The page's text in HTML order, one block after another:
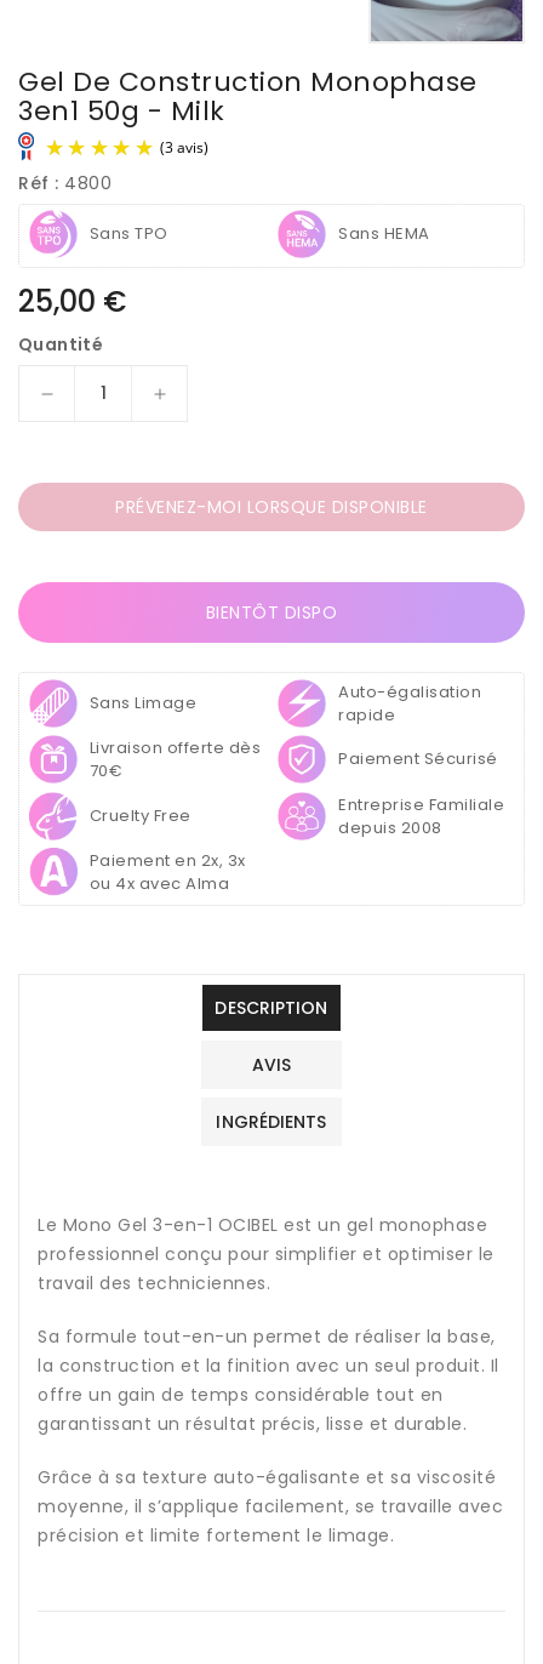
Gel De Construction Monophase
3en1 50g - Milk
Réf : 4800
Sans TPO Sans HEMA
Prix
habituel
25,00 €
Quantité
Réduire
de
de
Monophase
Milk
Augmenter
de
Gel
de
Monophase
PRÉVENEZ-MOI LORSQUE DISPONIBLE
BIENTÔT DISPO
Sans Limage
Auto-égalisation
rapide
Livraison offerte dès
70€
Paiement Sécurisé
Cruelty Free
Entreprise Familiale
depuis 2008
Paiement en 2x, 3x
ou 4x avec Alma
DESCRIPTION
AVIS
INGRÉDIENTS
Le Mono Gel 3-en-1 OCIBEL est un gel monophase
professionnel conçu pour simplifier et optimiser le
travail des techniciennes.
Sa formule tout-en-un permet de réaliser la base,
la construction et la finition avec un seul produit. Il
offre un gain de temps considérable tout en
garantissant un résultat précis, lisse et durable.
Grâce à sa texture auto-égalisante et sa viscosité
moyenne, il s’applique facilement, se travaille avec
précision et limite fortement le limage.